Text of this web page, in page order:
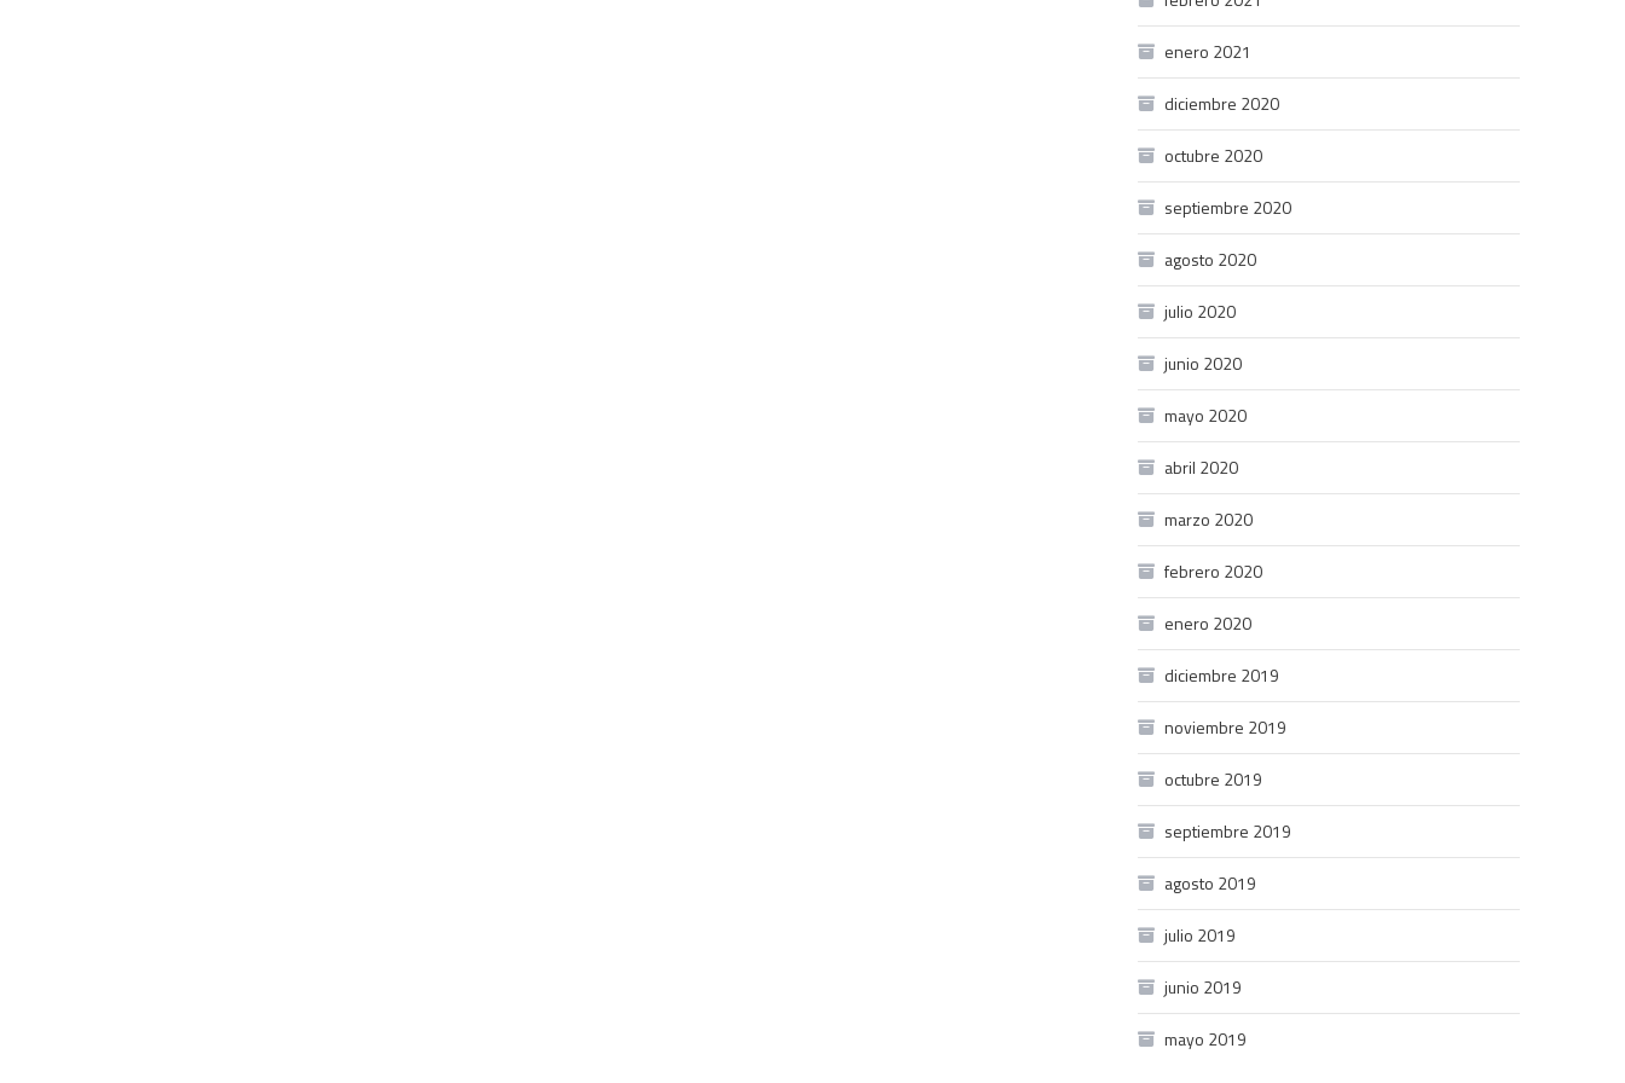
enero 2021
diciembre 2020
octubre 2020
septiembre 2020
agosto 2020
julio 2020
junio 2020
mayo 2020
abril 2020
marzo 2020
febrero 2020
enero 2020
diciembre 2019
noviembre 2019
octubre 2019
septiembre 2019
agosto 2019
julio 2019
junio 2019
mayo 2019